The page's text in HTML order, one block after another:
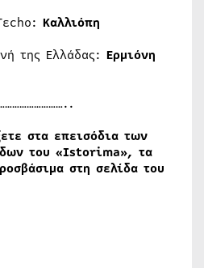
Καλλιόπη
της Ελλάδας: Ερμιόνη
στα επεισόδια των
του «Istorima», τα
στη σελίδα του